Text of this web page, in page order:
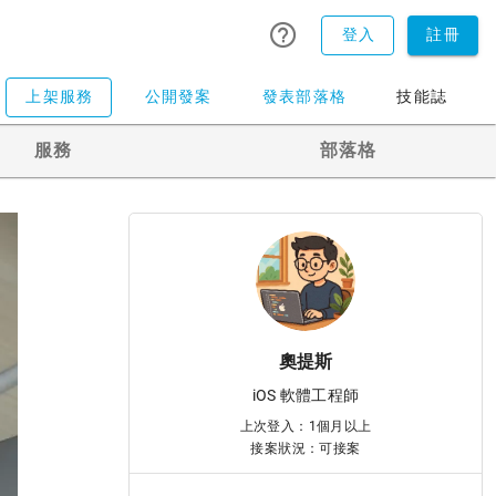
登入 註冊
上架服務 公開發案 發表部落格 技能誌
服務 部落格
奧提斯
iOS 軟體工程師
上次登入：1個月以上
接案狀況：可接案